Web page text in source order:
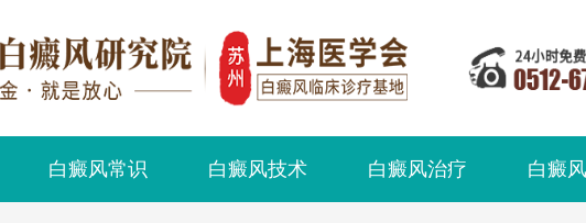
白癜风常识 白癜风技术 白癜风治疗 白癜